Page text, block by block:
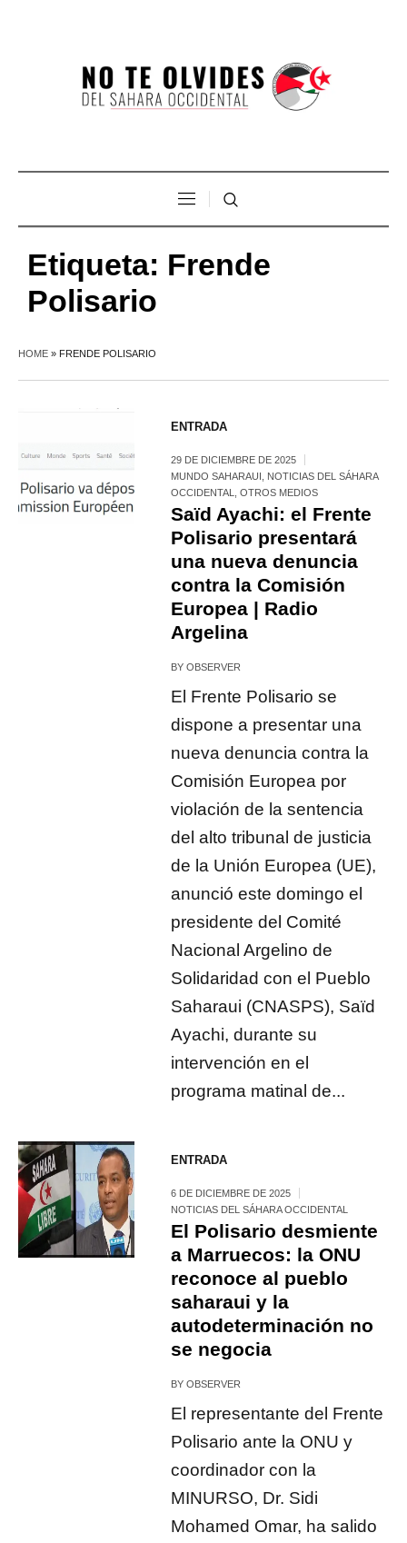
Etiqueta: Frende
Polisario
HOME » FRENDE POLISARIO
ENTRADA
29 DE DICIEMBRE DE 2025
MUNDO SAHARAUI
NOTICIAS DEL SÁHARA
OCCIDENTAL
,OTROS MEDIOS
Saïd Ayachi: el Frente
Polisario presentará
una nueva denuncia
contra la Comisión
Europea | Radio
Argelina
BYOBSERVER
El Frente Polisario se
dispone a presentar una
nueva denuncia contra la
Comisión Europea por
violación de la sentencia
del alto tribunal de justicia
de la Unión Europea (UE),
anunció este domingo el
presidente del Comité
Nacional Argelino de
Solidaridad con el Pueblo
Saharaui (CNASPS), Saïd
Ayachi, durante su
intervención en el
programa matinal de...
ENTRADA
6 DE DICIEMBRE DE 2025
NOTICIAS DEL SÁHARA OCCIDENTAL
El Polisario desmiente
a Marruecos: la ONU
reconoce al pueblo
saharaui y la
autodeterminación no
se negocia
BYOBSERVER
El representante del Frente
Polisario ante la ONU y
coordinador con la
MINURSO, Dr. Sidi
Mohamed Omar, ha salido